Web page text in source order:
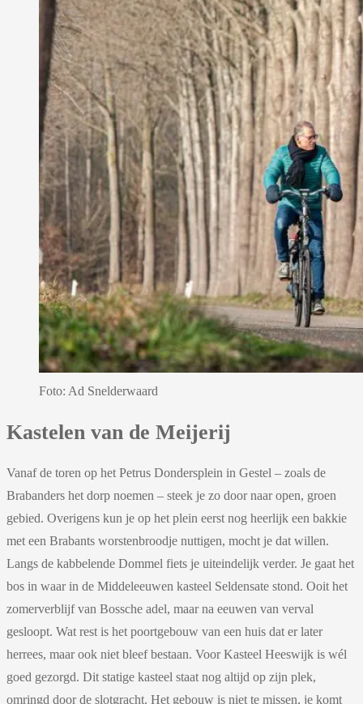
Foto: Ad Snelderwaard
Kastelen van de Meijerij
Vanaf de toren op het Petrus Dondersplein in Gestel – zoals de
Brabanders het dorp noemen – steek je zo door naar open, groen
gebied. Overigens kun je op het plein eerst nog heerlijk een bakkie
met een Brabants worstenbroodje nuttigen, mocht je dat willen.
Langs de kabbelende Dommel fiets je uiteindelijk verder. Je gaat het
bos in waar in de Middeleeuwen kasteel Seldensate stond. Ooit het
zomerverblijf van Bossche adel, maar na eeuwen van verval
gesloopt. Wat rest is het poortgebouw van een huis dat er later
herrees, maar ook niet bleef bestaan. Voor Kasteel Heeswijk is wél
goed gezorgd. Dit statige kasteel staat nog altijd op zijn plek,
omringd door de slotgracht. Het gebouw is niet te missen, je komt